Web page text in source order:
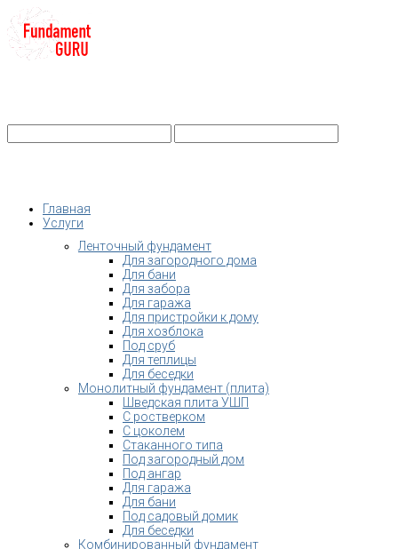
Главная
Услуги
Ленточный фундамент
Для загородного дома
Для бани
Для забора
Для гаража
Для пристройки к дому
Для хозблока
Под сруб
Для теплицы
Для беседки
Монолитный фундамент (плита)
Шведская плита УШП
С ростверком
С цоколем
Стаканного типа
Под загородный дом
Под ангар
Для гаража
Для бани
Под садовый домик
Для беседки
Комбинированный фундамент